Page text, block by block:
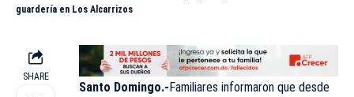
guardería en Los Alcarrizos
SHARE
Santo Domingo.- Familiares informaron que desde